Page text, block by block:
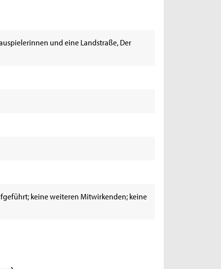
und eine Landstraße, Der
keine weiteren Mitwirkenden; keine